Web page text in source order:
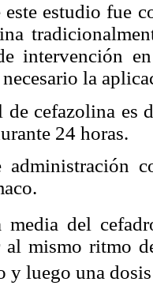
estudio fue
intervención
necesario la
de cefazolina es
24 horas.
administración
media del
al mismo ritmo
y luego una